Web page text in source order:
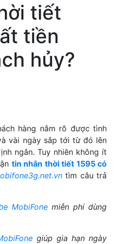
tiết
tiền
hủy?
hàng nắm rõ được tình
vài ngày sắp tới từ đó lên
ngắn. Tuy nhiên không ít
tin nhắn thời tiết 1595 có
tìm câu trả
MobiFonemiễn phí dùng
giúp gia hạn ngày